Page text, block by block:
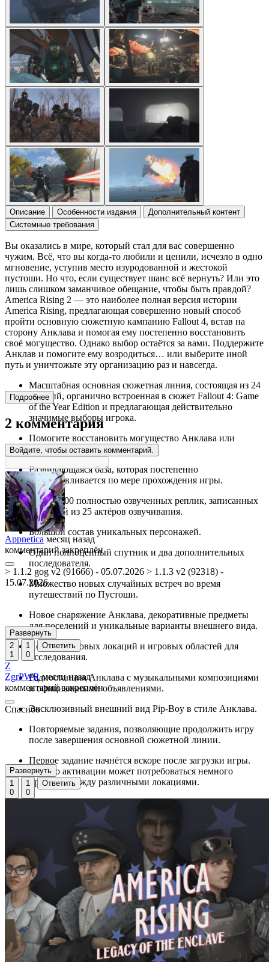
Описание Особенности издания
Дополнительный контент
Системные требования
Вы оказались в мире, который стал для вас совершенно
чужим. Всё, что вы когда-то любили и ценили, исчезло в одно
мгновение, уступив место изуродованной и жестокой
пустоши. Но что, если существует шанс всё вернуть? Или это
лишь слишком заманчивое обещание, чтобы быть правдой?
America Rising 2 — это наиболее полная версия истории
America Rising, предлагающая совершенно новый способ
пройти основную сюжетную кампанию Fallout 4, встав на
сторону Анклава и помогая ему постепенно восстановить
своё могущество. Однако выбор остаётся за вами. Поддержите
Анклав и помогите ему возродиться… или выберите иной
путь и уничтожьте эту организацию раз и навсегда.
Масштабная основная сюжетная линия, состоящая из 24
заданий, органично встроенная в сюжет Fallout 4: Game
of the Year Edition и предлагающая действительно
значимые выборы игрока.
Помогите восстановить могущество Анклава или
уничтожьте его раз и навсегда.
Развивающаяся база, которая постепенно
восстанавливается по мере прохождения игры.
Более 8000 полностью озвученных реплик, записанных
командой из 25 актёров озвучивания.
Большой состав уникальных персонажей.
Один полноценный спутник и два дополнительных
последователя.
Множество новых случайных встреч во время
путешествий по Пустоши.
Новое снаряжение Анклава, декоративные предметы
для поселений и уникальные варианты внешнего вида.
Несколько новых локаций и игровых областей для
исследования.
Радиостанция Анклава с музыкальными композициями
и официальными объявлениями.
Эксклюзивный внешний вид Pip-Boy в стиле Анклава.
Повторяемые задания, позволяющие продолжить игру
после завершения основной сюжетной линии.
Первое задание начнётся вскоре после загрузки игры.
Для его активации может потребоваться немного
пройтись между различными локациями.
Вы потеряете возможность пройти сюжетную линию
Анклава, если ранее выполните задание Mass Fusion на
стороне другой фракции.
Если доступ к сюжетной линии Анклава будет закрыт,
вы всё равно сможете уничтожить его, продвигаясь по
сюжетным заданиям Минитменов, Института или
Братства Стали.
Vault-Tec Workshop: если у вас установлено это
дополнение, на Нефтяной платформе (Oil Rig) появятся
различные тренажёры.
Automatron: если вы уже открыли верстак для создания
роботов (Robot Workbench), он также будет доступен на
Подробнее
2 комментария
Войдите, чтобы оставить комментарий.
Appnetica месяц назад
комментарий закреплён
> 1.1.2 gog v2 (91666) - 05.07.2026 > 1.1.3 v2 (92318) -
15.07.2026
Развернуть
2
1
1
0
Ответить
Z
ZgrPWR месяц назад
комментарий закреплён
Спасибо
Развернуть
1
0
1
0
Ответить